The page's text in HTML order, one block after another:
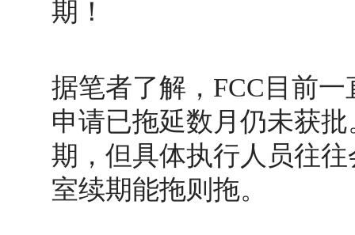
期！
据笔者了解，FCC目前
申请已拖延数月仍未获
期，但具体执行人员往
室续期能拖则拖。